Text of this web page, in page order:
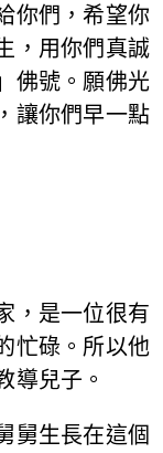
你們，希望你
，用你們真誠
佛號。願佛光
讓你們早一點
，是一位很有
忙碌。所以他
導兒子。
舅生長在這個